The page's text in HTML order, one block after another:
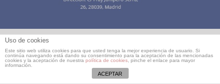
Uso de cookies
Este sitio web utiliza cookies para que usted tenga la mejor experiencia de usuario. Si
continúa navegando está dando su consentimiento para la aceptación de las mencionadas
cookies y la aceptación de nuestra política de cookies , pinche el enlace para mayor
información.
ACEPTAR